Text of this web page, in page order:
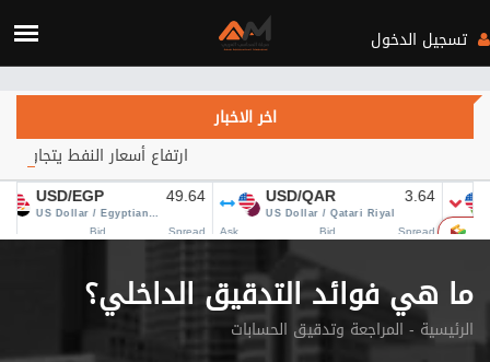
اخر الاخبار
ارتفاع أسعار النفط يتجاوز 84 دولاراً.. هل يهدأ التصعيد في الشرق الأوسط؟
ما هي فوائد التدقيق الداخلي؟
المراجعة وتدقيق الحسابات - الرئيسية